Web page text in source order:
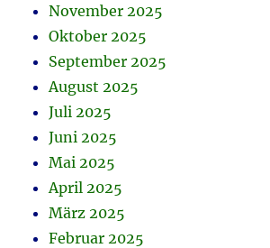
November 2025
Oktober 2025
September 2025
August 2025
Juli 2025
Juni 2025
Mai 2025
April 2025
März 2025
Februar 2025